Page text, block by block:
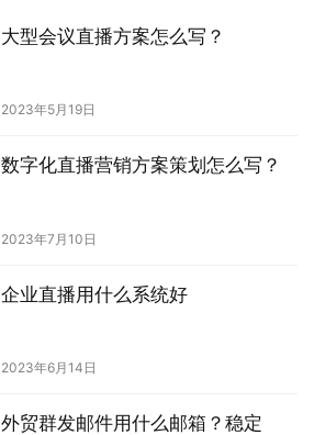
大型会议直播方案怎么写？
2023年5月19日
数字化直播营销方案策划怎么写？
2023年7月10日
企业直播用什么系统好
2023年6月14日
外贸群发邮件用什么邮箱？稳定